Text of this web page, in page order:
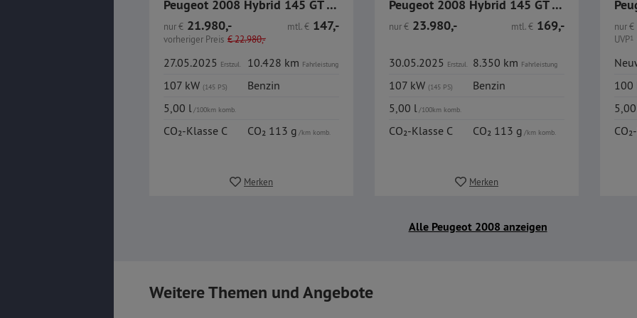
Peugeot 2008 Hybrid 145 GT Autom. ACC GJR Navi
nur€ 21.980,-
vorheriger Preis €22.980,-
mtl.€ 147,-
27.05.2025 Erstzul. 10.428 km Fahrleistung
107 kW (145 PS)
Benzin
5,00 l/100km komb.
CO₂-Klasse C CO₂ 113 g/km komb.
Merken
Peugeot 2008 Hybrid 145 GT Autom. ACC GJR Navi
nur€ 23.980,- mtl.€ 169,-
30.05.2025 Erstzul. 8.350 km Fahrleistung
107 kW (145 PS)
Benzin
5,00 l/100km komb.
CO₂-Klasse C CO₂ 113 g/km komb.
Merken
nur€
UVP1
100
Alle Peugeot 2008 anzeigen
Weitere Themen und Angebote